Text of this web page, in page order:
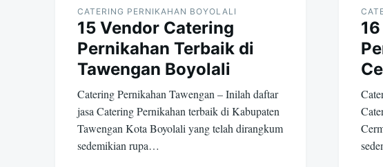
CATERING PERNIKAHAN BOYOLALI
15 Vendor Catering
Pernikahan Terbaik di
Tawengan Boyolali
Catering Pernikahan Tawengan – Inilah daftar
jasa Catering Pernikahan terbaik di Kabupaten
Tawengan Kota Boyolali yang telah dirangkum
sedemikian rupa…